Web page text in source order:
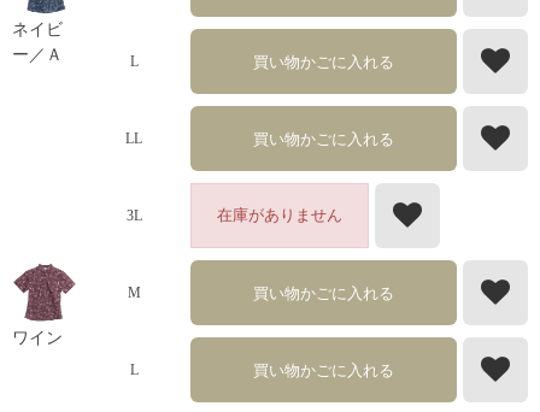
ネイビ
ー／Ａ
L 買い物かごに入れる
LL 買い物かごに入れる
3L 在庫がありません
ワイン
M 買い物かごに入れる
L 買い物かごに入れる